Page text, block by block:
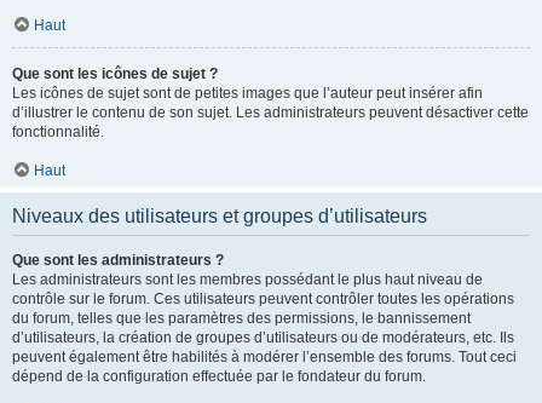
Haut
Que sont les icônes de sujet ?
Les icônes de sujet sont de petites images que l’auteur peut insérer afin
d’illustrer le contenu de son sujet. Les administrateurs peuvent désactiver cette
fonctionnalité.
Haut
Niveaux des utilisateurs et groupes d’utilisateurs
Que sont les administrateurs ?
Les administrateurs sont les membres possédant le plus haut niveau de
contrôle sur le forum. Ces utilisateurs peuvent contrôler toutes les opérations
du forum, telles que les paramètres des permissions, le bannissement
d’utilisateurs, la création de groupes d’utilisateurs ou de modérateurs, etc. Ils
peuvent également être habilités à modérer l’ensemble des forums. Tout ceci
dépend de la configuration effectuée par le fondateur du forum.